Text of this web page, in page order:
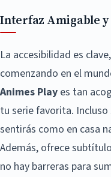
Interfaz Amigable
La accesibilidad es
comenzando en el
Animes Play es tan
tu serie favorita.
sentirás como en casa
Además, ofrece
no hay barreras para